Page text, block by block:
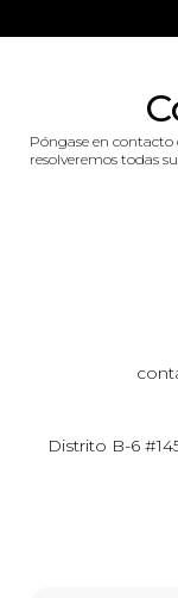
Póngase en contacto
resolveremos todas
Distrito B-6